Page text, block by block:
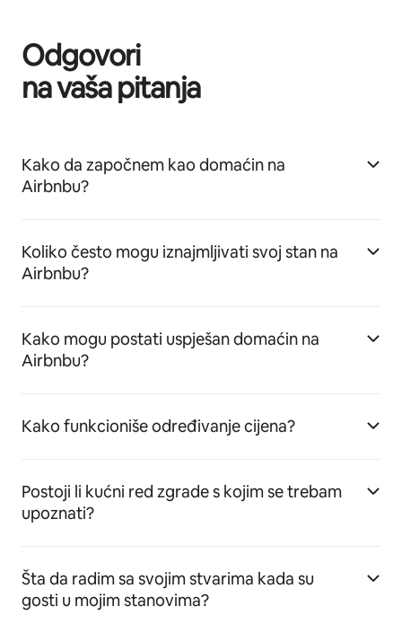
Odgovori
na vaša pitanja
Kako da započnem kao domaćin na
Airbnbu?
Koliko često mogu iznajmljivati svoj stan na
Airbnbu?
Kako mogu postati uspješan domaćin na
Airbnbu?
Kako funkcioniše određivanje cijena?
Postoji li kućni red zgrade s kojim se trebam
upoznati?
Šta da radim sa svojim stvarima kada su
gosti u mojim stanovima?